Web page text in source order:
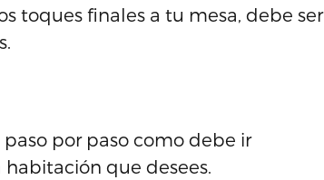
toques finales a tu mesa, debe ser
por paso como debe ir
que desees.